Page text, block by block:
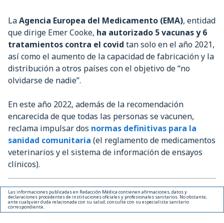
LaAgencia Europea del Medicamento (EMA), entidad
que dirige Emer Cooke, ha autorizado 5 vacunas y 6
tratamientos contra el covid tan solo en el año 2021,
así como el aumento de la capacidad de fabricación y la
distribución a otros países con el objetivo de “no
olvidarse de nadie”.
En este año 2022, además de la recomendación
encarecida de que todas las personas se vacunen,
reclama impulsar dos normas definitivas para la
sanidad comunitaria (el reglamento de medicamentos
veterinarios y el sistema de información de ensayos
clínicos).
Las informaciones publicadas en Redacción Médica contienen afirmaciones, datos y
declaraciones procedentes de instituciones oficiales y profesionales sanitarios. No obstante,
ante cualquier duda relacionada con su salud, consulte con su especialista sanitario
correspondiente.